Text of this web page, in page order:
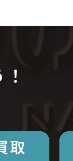
取